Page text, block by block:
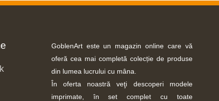
GoblenArt este un magazin online care vă
oferă cea mai completă colecție de produse
din lumea lucrului cu mâna.
În oferta noastră veţi descoperi modele
imprimate, în set complet cu toate